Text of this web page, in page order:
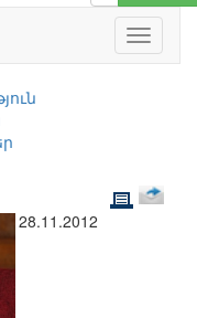
28.11.2012